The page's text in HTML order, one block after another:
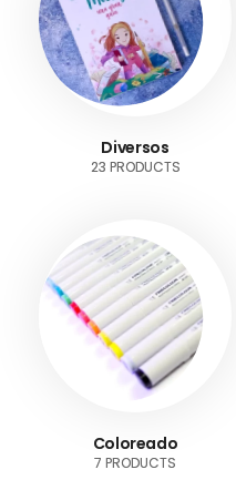
Diversos
23 PRODUCTS
Coloreado
7 PRODUCTS